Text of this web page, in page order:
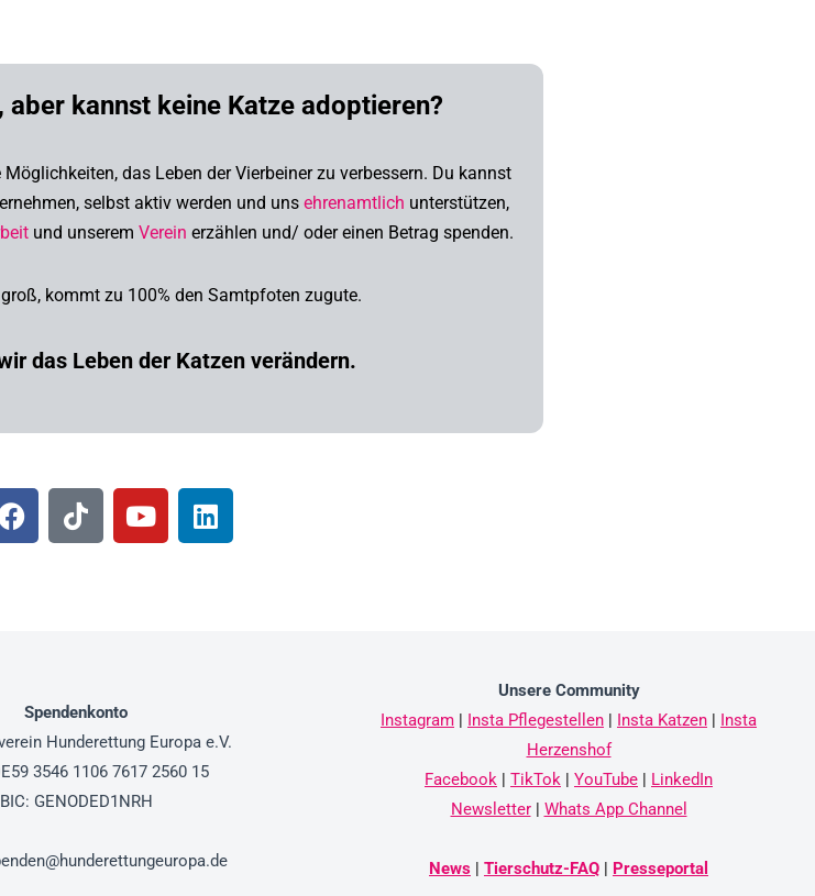
kannst keine Katze adoptieren?
das Leben der Vierbeiner zu verbessern. Du kannst
selbst aktiv werden und uns ehrenamtlich unterstützen,
und unserem Verein erzählen und/ odereinen Betrag spenden.
kommt zu 100% den Samtpfoten zugute.
das Leben der Katzen verändern.
Spendenkonto
Hunderettung Europa e.V.
3546 1106 7617 2560 15
BIC: GENODED1NRH
Unsere Community
Instagram | Insta Pflegestellen | Insta Katzen | Insta
Herzenshof
Facebook | TikTok | YouTube | LinkedIn
Newsletter| Whats App Channel
News | Tierschutz-FAQ | Presseportal